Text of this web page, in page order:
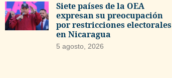
Siete países de la OEA
expresan su preocupación
por restricciones electorales
en Nicaragua
5 agosto, 2026